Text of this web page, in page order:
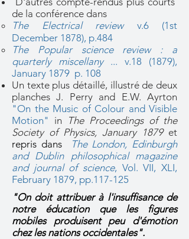
de la conférence dans
The Electrical reviewv.6 (1st
December 1878), p.484
The Popular science review : a
quarterly miscellany... v.18 (1879),
January 1879 p. 108
Un texte plus détaillé, illustré de deux
planches J. Perry and E.W. Ayrton
"On the Music of Colour and Visible
Motion"
in
The Proceedings of the
Society of Physics, January 1879et
repris dans
The London, Edinburgh
and Dublin philosophical magazine
and journal of science, Vol. VII, XLI,
February 1879, pp.117-125
"On doit attribuer à l'insuffisance de
notre éducation que les figures
mobiles produisent peu d'émotion
chez les nations occidentales".